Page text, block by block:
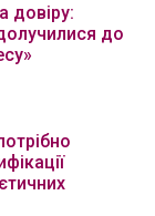
довіру:
до